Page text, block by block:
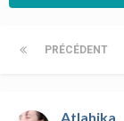
PRÉCÉDENT
Atlahika